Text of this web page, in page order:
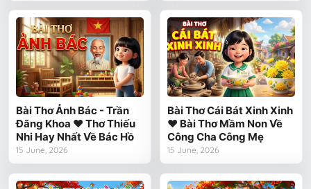
Bài Thơ Ảnh Bác - Trần
Đăng Khoa ❤️ Thơ Thiếu
Nhi Hay Nhất Về Bác Hồ
15 June, 2026
Bài Thơ Cái Bát Xinh Xinh
❤️ Bài Thơ Mầm Non Về
Công Cha Công Mẹ
15 June, 2026